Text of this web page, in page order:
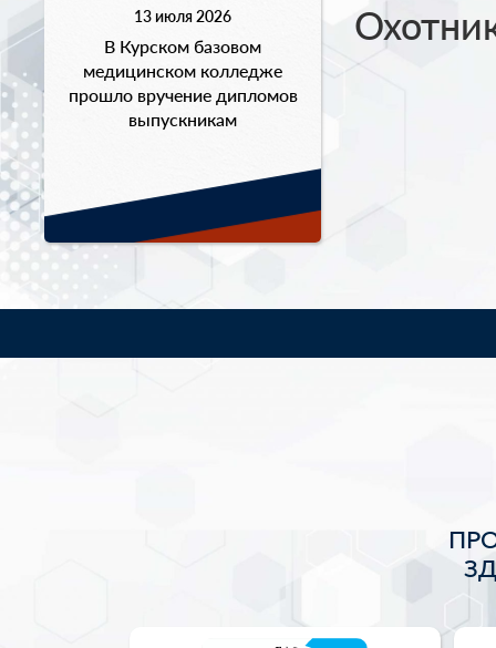
13 июля 2026
В Курском базовом
медицинском колледже
прошло вручение дипломов
выпускникам